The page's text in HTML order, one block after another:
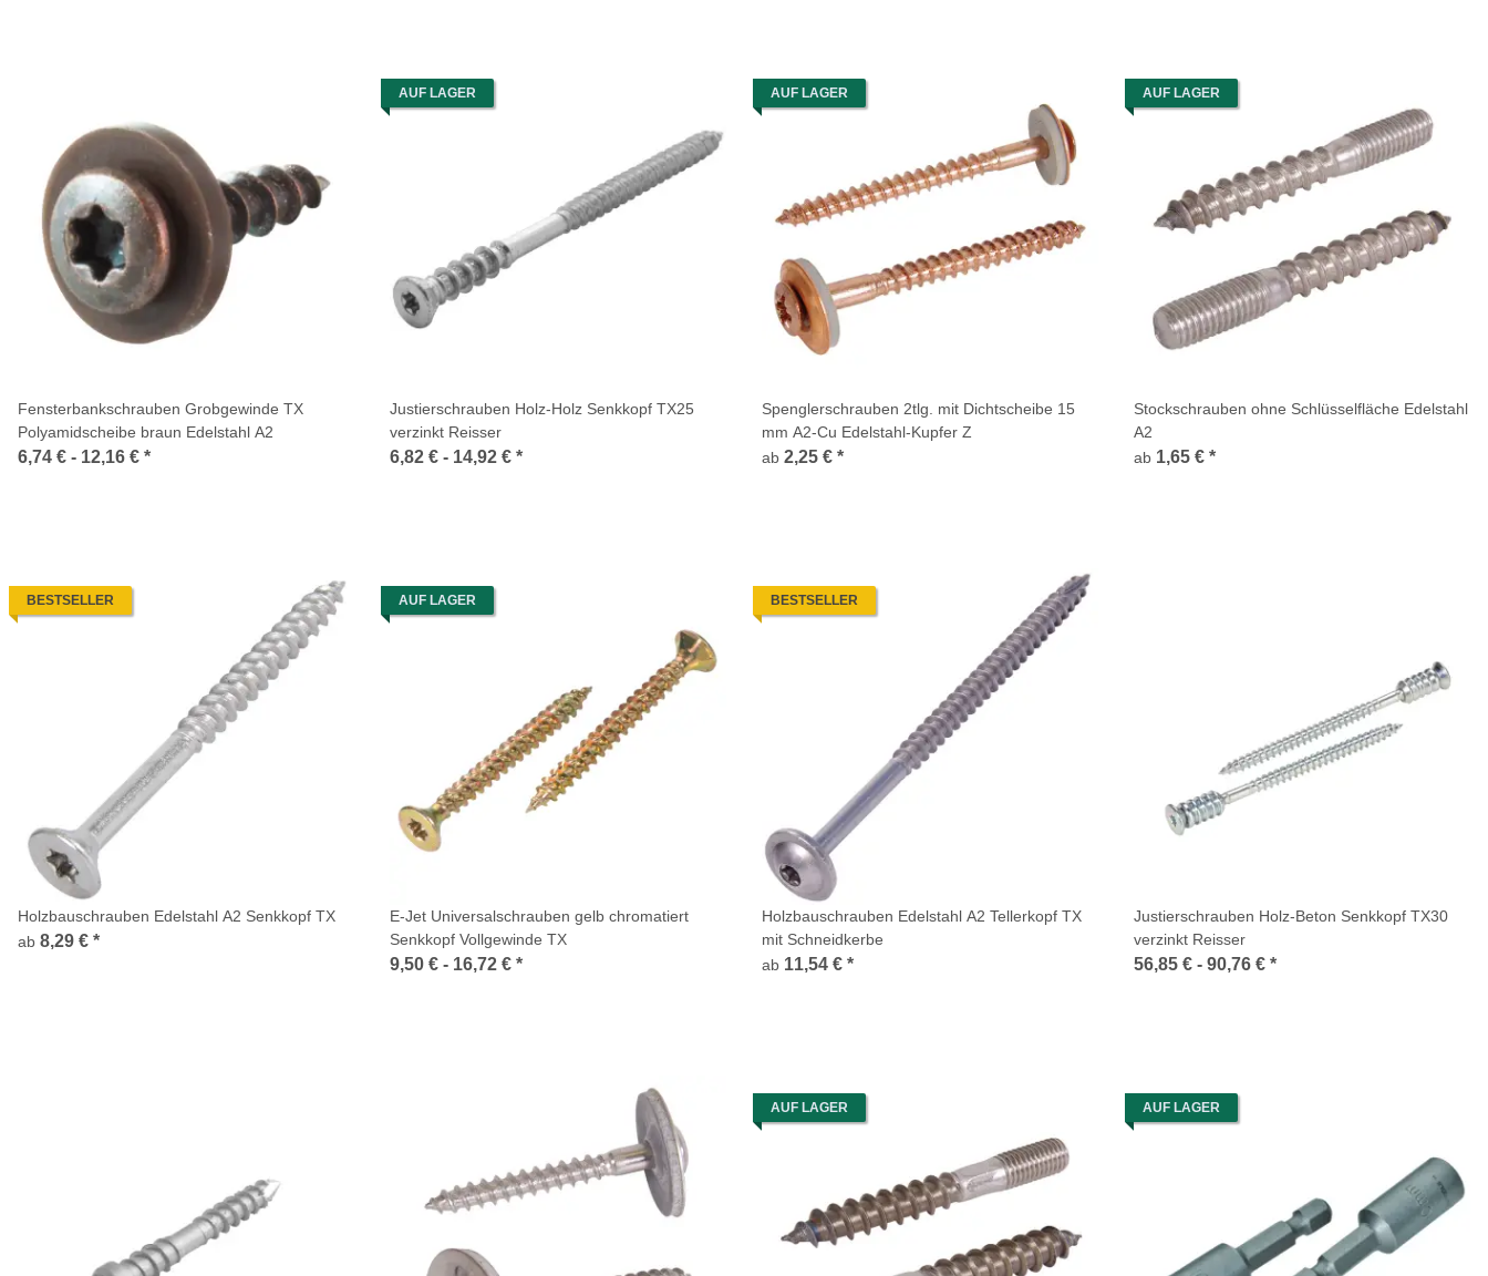
Fensterbankschrauben Grobgewinde TX
Polyamidscheibe braun Edelstahl A2
6,74 € - 12,16 € *
AUF LAGER
Justierschrauben Holz-Holz Senkkopf TX25
verzinkt Reisser
6,82 € - 14,92 € *
AUF LAGER
Spenglerschrauben 2tlg. mit Dichtscheibe 15
mm A2-Cu Edelstahl-Kupfer Z
ab 2,25 € *
AUF LAGER
Stockschrauben ohne Schlüsselfläche Edelstahl
A2
ab 1,65 € *
BESTSELLER
Holzbauschrauben Edelstahl A2 Senkkopf TX
ab 8,29 € *
AUF LAGER
E-Jet Universalschrauben gelb chromatiert
Senkkopf Vollgewinde TX
9,50 € - 16,72 € *
BESTSELLER
Holzbauschrauben Edelstahl A2 Tellerkopf TX
mit Schneidkerbe
ab 11,54 € *
Justierschrauben Holz-Beton Senkkopf TX30
verzinkt Reisser
56,85 € - 90,76 € *
AUF LAGER AUF LAGER